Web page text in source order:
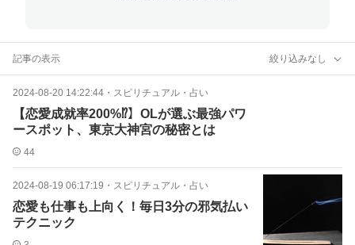
記事の表示 絞り込みなし
2024-08-20 14:22:44 ・ スピリチュアル・占い
【恋愛成就率200%⁉】OLが選ぶ最強パワ
ースポット、東京大神宮の秘密とは
44
2024-08-19 06:17:19 ・ スピリチュアル・占い
恋愛も仕事も上向く！毎日3分の邪気払い
テクニック